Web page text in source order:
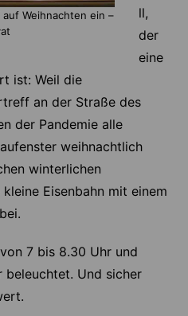
Weihnachten ein –
ll,
der
eine
ist: Weil die
an der Straße des
der Pandemie alle
weihnachtlich
winterlichen
Eisenbahn mit einem
7 bis 8.30 Uhr und
beleuchtet. Und sicher